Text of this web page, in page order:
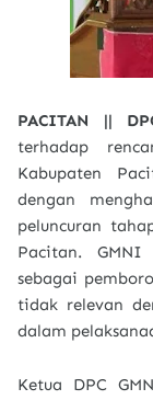
PACITAN ||
terhadap
Kabupaten
dengan
peluncuran
Pacitan.
sebagai
tidak relevan
dalam
Ketua DPC